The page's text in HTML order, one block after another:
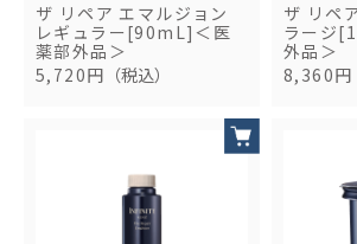
ザ リペア エマルジョン
レギュラー[90mL]＜医
薬部外品＞
5,720円 （税込）
ザ リペ
ラージ
外品＞
8,360円